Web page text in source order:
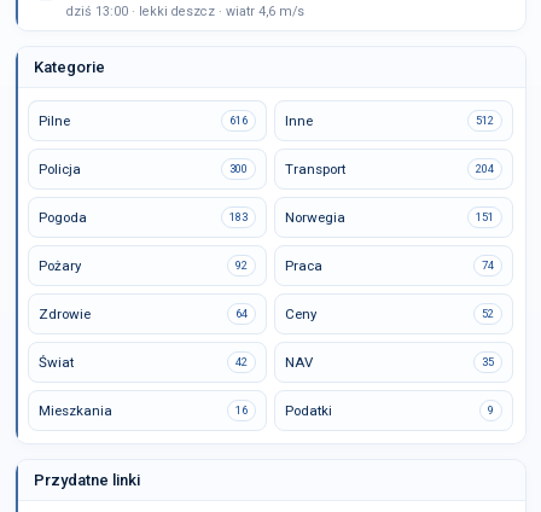
dziś 13:00 · lekki deszcz · wiatr 4,6 m/s
Kategorie
Pilne 616 Inne 512
Policja 300 Transport 204
Pogoda 183 Norwegia 151
Pożary 92 Praca 74
Zdrowie 64 Ceny 52
Świat 42 NAV 35
Mieszkania 16 Podatki 9
Przydatne linki